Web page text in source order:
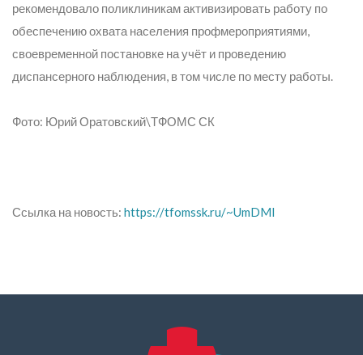
рекомендовало поликлиникам активизировать работу по
обеспечению охвата населения профмероприятиями,
своевременной постановке на учёт и проведению
диспансерного наблюдения, в том числе по месту работы.
Фото: Юрий Оратовский\ТФОМС СК
Ссылка на новость: https://tfomssk.ru/~UmDMl